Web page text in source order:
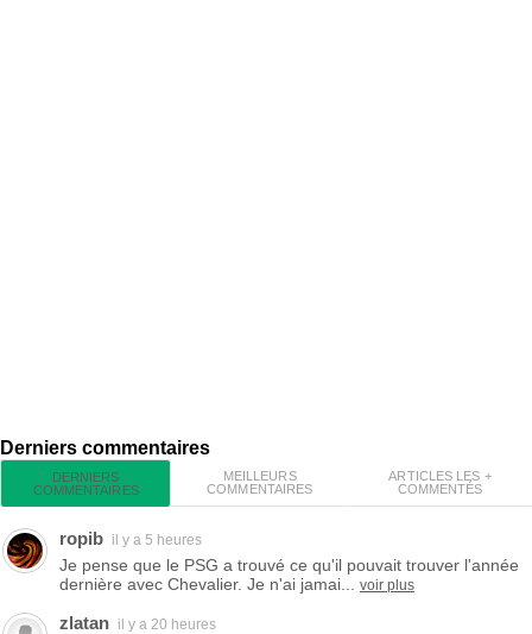
Derniers commentaires
DERNIERS
COMMENTAIRES
MEILLEURS
COMMENTAIRES
ARTICLES LES +
COMMENTÉS
ropib il y a 5 heures
Je pense que le PSG a trouvé ce qu'il pouvait trouver l'année
dernière avec Chevalier. Je n'ai jamai...
voir plus
zlatan il y a 20 heures